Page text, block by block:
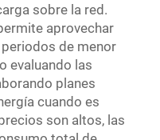
sobre la red.
aprovechar
de menor
evaluando las
planes
cuando es
son altos, las